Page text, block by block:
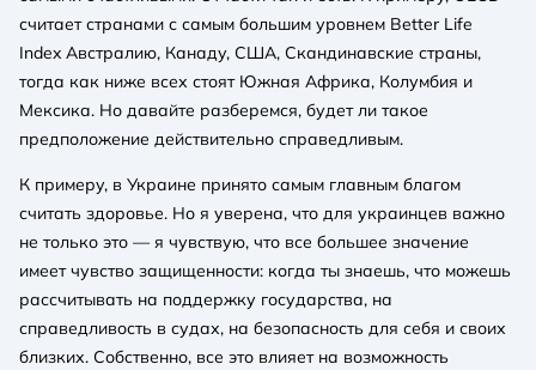
считает странами с самым большим уровнем Better Life
Index Австралию, Канаду, США, Скандинавские страны,
тогда как ниже всех стоят Южная Африка, Колумбия и
Мексика. Но давайте разберемся, будет ли такое
предположение действительно справедливым.
К примеру, в Украине принято самым главным благом
считать здоровье. Но я уверена, что для украинцев важно
не только это — я чувствую, что все большее значение
имеет чувство защищенности: когда ты знаешь, что можешь
рассчитывать на поддержку государства, на
справедливость в судах, на безопасность для себя и своих
близких. Собственно, все это влияет на возможность